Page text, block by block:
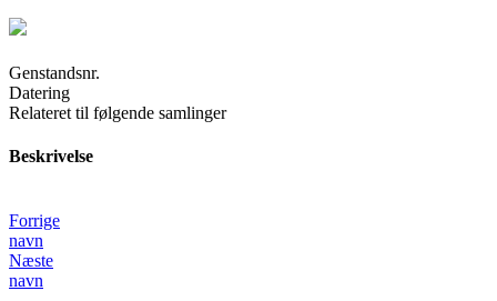
Genstandsnr.
Datering
Relateret til følgende samlinger
Beskrivelse
Forrige
navn
Næste
navn